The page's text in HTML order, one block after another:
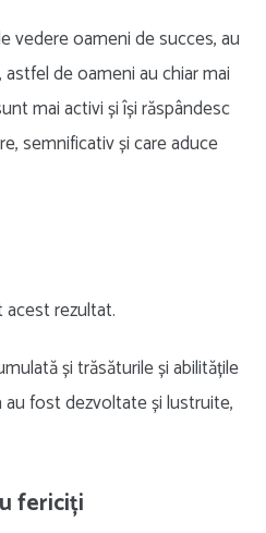
vedere oameni de succes, au
de oameni au chiar mai
mai activi și își răspândesc
semnificativ și care aduce
acest rezultat.
și trăsăturile și abilitățile
fost dezvoltate și lustruite,
fericiți